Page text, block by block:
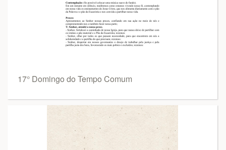
17° Domingo do Tempo Comum